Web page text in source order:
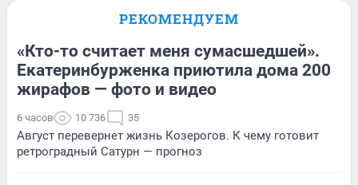
РЕКОМЕНДУЕМ
«Кто-то считает меня сумасшедшей».
Екатеринбурженка приютила дома 200
жирафов — фото и видео
6 часов 10 736 35
Август перевернет жизнь Козерогов. К чему готовит
ретроградный Сатурн — прогноз